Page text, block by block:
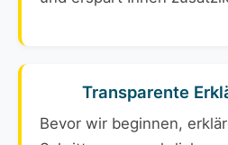
Transparente
Bevor wir beginnen,